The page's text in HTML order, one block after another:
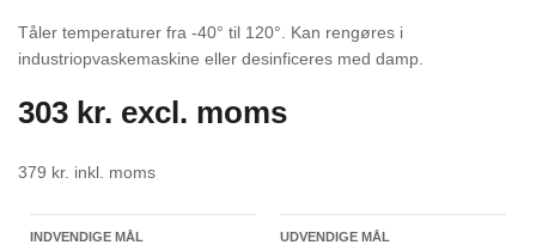
Tåler temperaturer fra -40° til 120°. Kan rengøres i
industriopvaskemaskine eller desinficeres med damp.
303 kr. excl. moms
379 kr. inkl. moms
INDVENDIGE MÅL UDVENDIGE MÅL